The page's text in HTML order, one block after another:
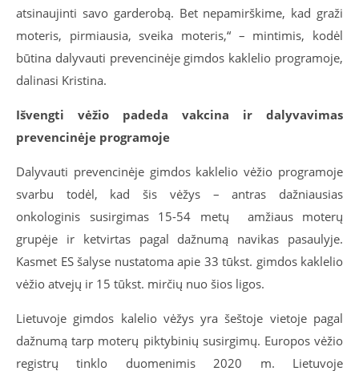
atsinaujinti savo garderobą. Bet nepamirškime, kad graži
moteris, pirmiausia, sveika moteris,“ – mintimis, kodėl
būtina dalyvauti prevencinėje gimdos kaklelio programoje,
dalinasi Kristina.
Išvengti vėžio padeda vakcina ir dalyvavimas
prevencinėje programoje
Dalyvauti prevencinėje gimdos kaklelio vėžio programoje
svarbu todėl, kad šis vėžys – antras dažniausias
onkologinis susirgimas 15-54 metų amžiaus moterų
grupėje ir ketvirtas pagal dažnumą navikas pasaulyje.
Kasmet ES šalyse nustatoma apie 33 tūkst. gimdos kaklelio
vėžio atvejų ir 15 tūkst. mirčių nuo šios ligos.
Lietuvoje gimdos kalelio vėžys yra šeštoje vietoje pagal
dažnumą tarp moterų piktybinių susirgimų. Europos vėžio
registrų tinklo duomenimis 2020 m. Lietuvoje